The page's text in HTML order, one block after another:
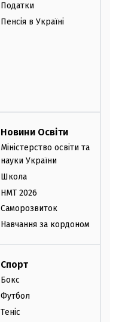
Податки
Пенсія в Україні
Новини Освіти
Міністерство освіти та
науки України
Школа
НМТ 2026
Саморозвиток
Навчання за кордоном
Спорт
Бокс
Футбол
Теніс